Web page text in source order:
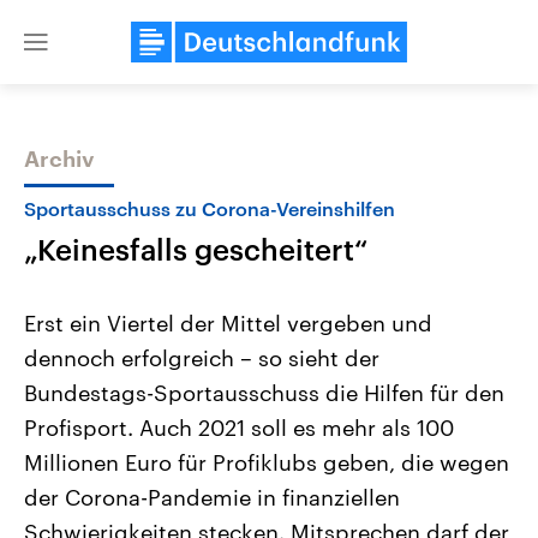
Close
Themen
Landtagswahl Sachsen-Anhalt
2026
Alle Informationen
Sachsen-Anhalt wählt am 6.
September 2026 einen neuen
Bundesland von einer Koalition aus
USA
Aktuelle Beiträge,
Hintergründe
Wirtschaftlich und
gehören die Vereinigten
mit großem Einfluss auf
Archiv
Sportausschuss zu Corona-Vereinshilfen
„Keinesfalls gescheitert“
Erst ein Viertel der Mittel vergeben und
dennoch erfolgreich – so sieht der
Bundestags-Sportausschuss die Hilfen für den
Profisport. Auch 2021 soll es mehr als 100
Millionen Euro für Profiklubs geben, die wegen
der Corona-Pandemie in finanziellen
Schwierigkeiten stecken. Mitsprechen darf der